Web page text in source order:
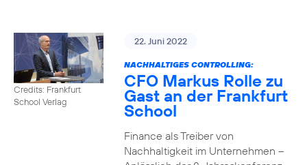
Credits: Frankfurt
School Verlag
22. Juni 2022
NACHHALTIGES CONTROLLING:
CFO Markus Rolle zu
Gast an der Frankfurt
School
Finance als Treiber von
Nachhaltigkeit im Unternehmen –